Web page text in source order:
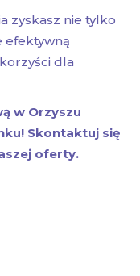
zyskasz nie tylko
efektywną
dla
w Orzyszu
Skontaktuj się
oferty.